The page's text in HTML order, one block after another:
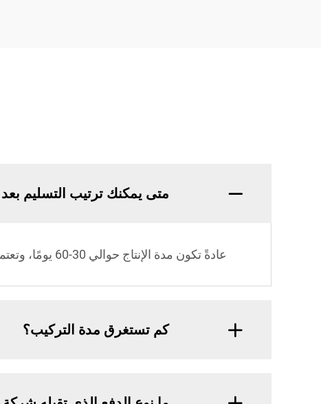
متى يمكنك ترتيب التسليم
عادةً تكون مدة الإنتاج حوالي 30-60 يومًا، وتعتمد بالتحديد على نوع الجهاز الذي طلبته.
كم تستغرق مدة التركيب؟